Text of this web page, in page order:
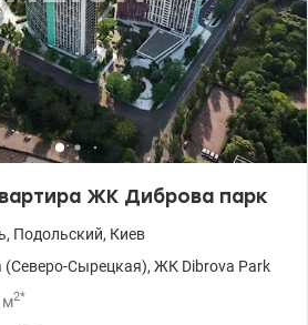
ЖК Диброва парк
, Подольский, Киев
(Северо-Сырецкая), ЖК Dibrova Park
м2*